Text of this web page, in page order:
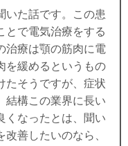
いた話です。この患
とで電気治療をする
治療は顎の筋肉に電
を緩めるというもの
たそうですが、症状
結構この業界に長い
くなったとは、聞い
善したいのなら、